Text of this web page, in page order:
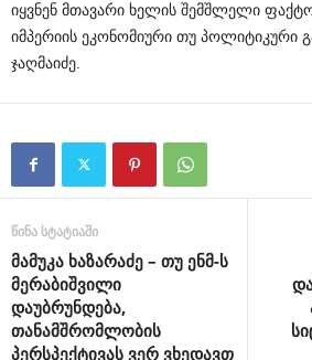
იყვნენ მთავარი ხელის შემშლელი
იმპერიის ეკონომიური თუ პოლიტიკური
ჯაღმაიძე
წინა სტატიაში
მამუკა ხაზარაძე – თუ ენმ-ს
მერაბიშვილი
დაუბრუნდება,
თანამშრომლობის
პერსპექტივას ვერ ვხედავთ